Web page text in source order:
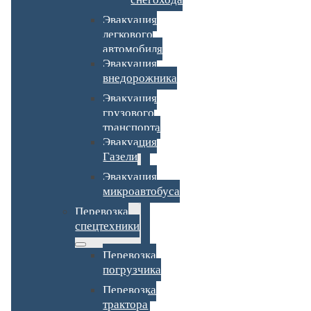
Эвакуация
легкового
автомобиля
Эвакуация
внедорожника
Эвакуация
грузового
транспорта
Эвакуация
Газели
Эвакуация
микроавтобуса
Перевозка
спецтехники
Перевозка
погрузчика
Перевозка
трактора